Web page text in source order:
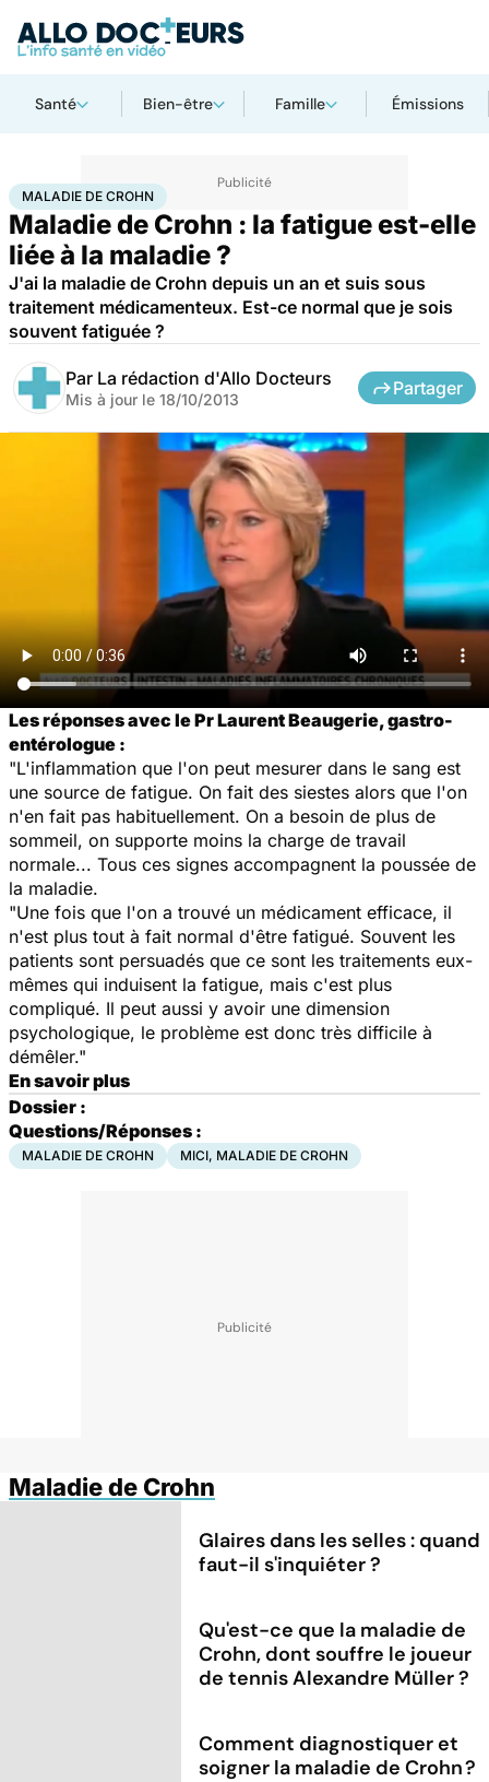
Santé Bien-être Famille Émissions
AccueilSantéMaladie de Crohn
MALADIE DE CROHN
Maladie de Crohn : la fatigue est-elle
liée à la maladie ?
J'ai la maladie de Crohn depuis un an et suis sous
traitement médicamenteux. Est-ce normal que je sois
souvent fatiguée ?
Par La rédaction d'Allo Docteurs
Mis à jour le 18/10/2013
Partager
Les réponses avec le Pr Laurent Beaugerie, gastro-
entérologue :
"L'inflammation que l'on peut mesurer dans le sang est
une source de fatigue. On fait des siestes alors que l'on
n'en fait pas habituellement. On a besoin de plus de
sommeil, on supporte moins la charge de travail
normale... Tous ces signes accompagnent la poussée de
la maladie.
"Une fois que l'on a trouvé un médicament efficace, il
n'est plus tout à fait normal d'être fatigué. Souvent les
patients sont persuadés que ce sont les traitements eux-
mêmes qui induisent la fatigue, mais c'est plus
compliqué. Il peut aussi y avoir une dimension
psychologique, le problème est donc très difficile à
démêler."
En savoir plus
Dossier :
Questions/Réponses :
MALADIE DE CROHN MICI, MALADIE DE CROHN
Maladie de Crohn
Glaires dans les selles : quand
faut-il s'inquiéter ?
Qu'est-ce que la maladie de
Crohn, dont souffre le joueur
de tennis Alexandre Müller ?
Comment diagnostiquer et
soigner la maladie de Crohn ?